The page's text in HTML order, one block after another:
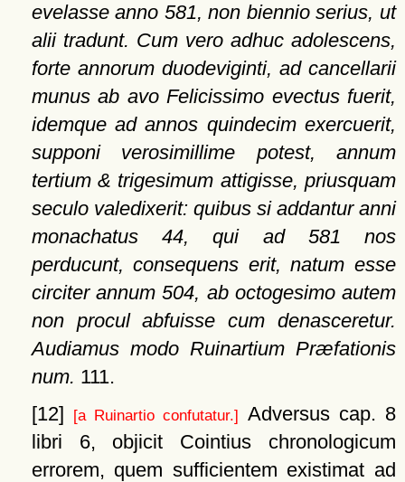
evelasse anno 581, non biennio serius, ut
alii tradunt. Cum vero adhuc adolescens,
forte annorum duodeviginti, ad cancellarii
munus ab avo Felicissimo evectus fuerit,
idemque ad annos quindecim exercuerit,
supponi verosimillime potest, annum
tertium & trigesimum attigisse, priusquam
seculo valedixerit: quibus si addantur anni
monachatus 44, qui ad 581 nos
perducunt, consequens erit, natum esse
circiter annum 504, ab octogesimo autem
non procul abfuisse cum denasceretur.
Audiamus modo Ruinartium Præfationis
num. 111.
[12]
[a Ruinartio confutatur.]
Adversus cap. 8
libri 6, objicit Cointius chronologicum
errorem, quem sufficientem existimat ad